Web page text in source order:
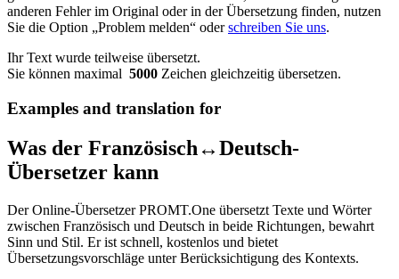
anderen Fehler im Original oder in der Übersetzung finden, nutzen
Sie die Option „Problem melden“ oderschreiben Sie uns.
Ihr Text wurde teilweise übersetzt.
Sie können maximal 5000 Zeichen gleichzeitig übersetzen.
Examples and translation for
Was der Französisch↔Deutsch-
Übersetzer kann
Der Online-Übersetzer PROMT.One übersetzt Texte und Wörter
zwischen Französisch und Deutsch in beide Richtungen, bewahrt
Sinn und Stil. Er ist schnell, kostenlos und bietet
Übersetzungsvorschläge unter Berücksichtigung des Kontexts.